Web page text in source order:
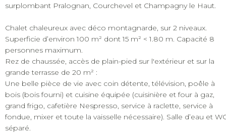
surplombant Pralognan, Courchevel et Champagny le Haut.
Chalet chaleureux avec déco montagnarde, sur 2 niveaux.
Superficie d’environ 100 m² dont 15 m² < 1.80 m. Capacité 8
personnes maximum.
Rez de chaussée, accès de plain-pied sur l'extérieur et sur la
grande terrasse de 20 m² :
Une belle pièce de vie avec coin détente, télévision, poêle à
bois (bois fourni) et cuisine équipée (cuisinière et four à gaz,
grand frigo, cafetière Nespresso, service à raclette, service à
fondue, mixer et toute la vaisselle nécessaire). Salle d’eau et
séparé.